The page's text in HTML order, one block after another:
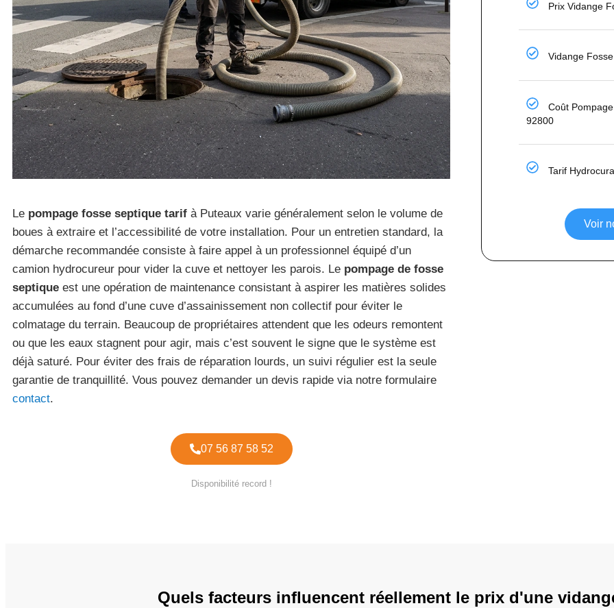
Le pompage fosse septique tarif à Puteaux varie généralement selon le volume de
boues à extraire et l’accessibilité de votre installation. Pour un entretien standard, la
démarche recommandée consiste à faire appel à un professionnel équipé d’un
camion hydrocureur pour vider la cuve et nettoyer les parois. Le pompage de fosse
septique est une opération de maintenance consistant à aspirer les matières solides
accumulées au fond d’une cuve d’assainissement non collectif pour éviter le
colmatage du terrain. Beaucoup de propriétaires attendent que les odeurs remontent
ou que les eaux stagnent pour agir, mais c’est souvent le signe que le système est
déjà saturé. Pour éviter des frais de réparation lourds, un suivi régulier est la seule
garantie de tranquillité. Vous pouvez demander un devis rapide via notre formulaire
contact.
07 56 87 58 52
Disponibilité record !
Prix Vidange
Vidange
Coût
92800
Tarif
Voir
Quels facteurs influencent réellement le prix d'une